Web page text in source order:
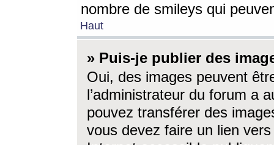
nombre de smileys qui
Haut
» Puis-je publier des
Oui, des images peuvent
l’administrateur du forum a
pouvez transférer des
vous devez faire un lien